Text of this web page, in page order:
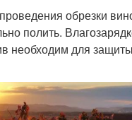
обрезки
полить.
необходим для